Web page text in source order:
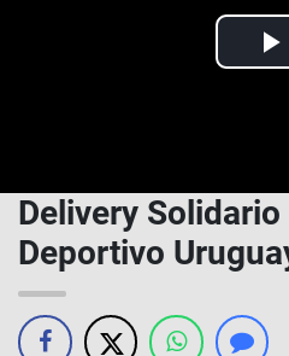
Delivery
Deportivo